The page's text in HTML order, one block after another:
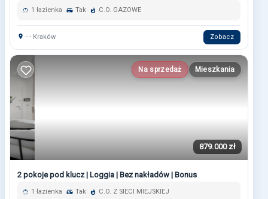
1 łazienka Tak C.O. GAZOWE
- - Kraków Zobacz
Na sprzedaż Mieszkania
879.000 zł
2 pokoje pod klucz | Loggia | Bez nakładów | Bonus
1 łazienka Tak C.O. Z SIECI MIEJSKIEJ